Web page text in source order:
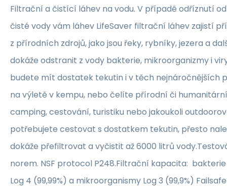
Filtrační a čistící láhev na vodu. V případě odříznutí
čisté vody vám láhev LifeSaver filtrační láhev zajistí
z přírodních zdrojů, jako jsou řeky, rybníky, jezera a
dokáže odstranit z vody bakterie, mikroorganizmy i
budete mít dostatek tekutin i v těch nejnáročnějších
na výletě v kempu, nebo čelíte přírodní či
camping, cestování, turistiku nebo jakoukoli
potřebujete cestovat s dostatkem tekutin, přesto
dokáže přefiltrovat a vyčistit až 6000 litrů
norem. NSF protocol P248.Filtrační kapacita: bakterie
Log 4 (99,99%) a mikroorganismy Log 3 (99,9%)